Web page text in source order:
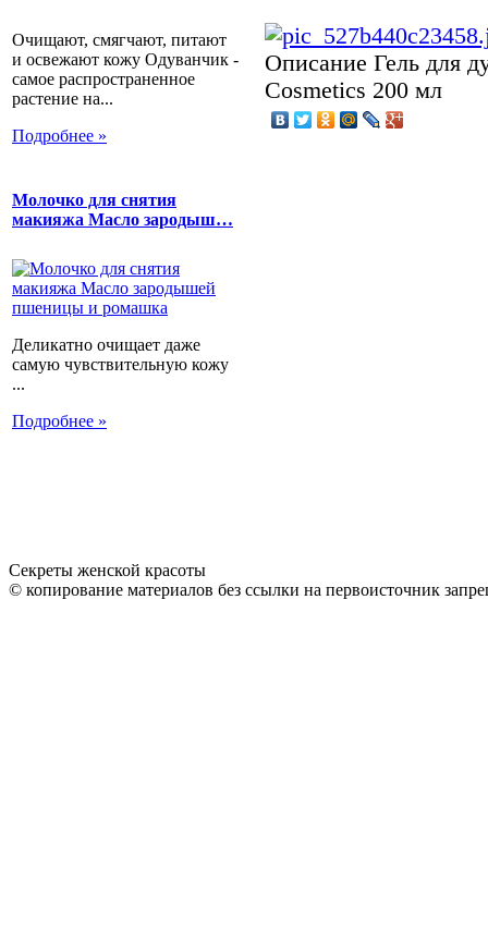
Очищают, смягчают, питают
и освежают кожу Одуванчик -
самое распространенное
растение на...
Подробнее »
Молочко для снятия
макияжа Масло зародыш…
Деликатно очищает даже
самую чувствительную кожу
...
Подробнее »
Описание Гель для
Cosmetics 200 мл
Секреты женской красоты
© копирование материалов без ссылки на первоисточник